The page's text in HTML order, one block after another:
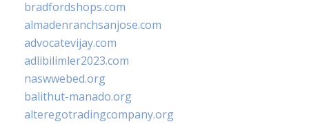
bradfordshops.com
almadenranchsanjose.com
advocatevijay.com
adlibilimler2023.com
naswwebed.org
balithut-manado.org
alteregotradingcompany.org